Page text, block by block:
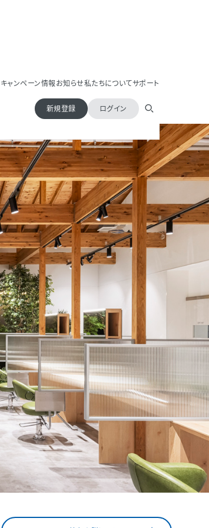
キャンペーン情報お知らせ私たちについてサポート
新規登録 ログイン